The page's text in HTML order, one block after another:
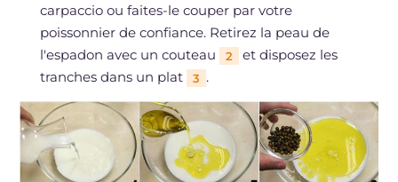
carpaccio ou faites-le couper par votre
poissonnier de confiance. Retirez la peau de
l'espadon avec un couteau
2
et disposez les
tranches dans un plat
3 .